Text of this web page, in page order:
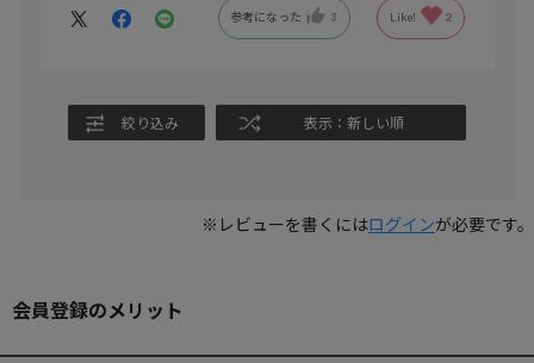
参考になった 3 Like! 2
絞り込み 表示：新しい順
※レビューを書くにはログインが必要です。
会員登録のメリット